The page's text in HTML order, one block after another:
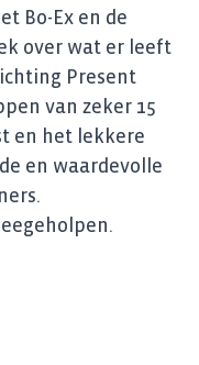
Bo-Ex en de
over wat er leeft
Present
van zeker 15
en het lekkere
en waardevolle